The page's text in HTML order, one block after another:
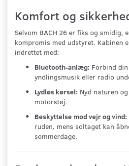
Komfort og
Selvom BACH 26 er fiks og smidig,
kompromis med udstyret. Kabinen
indrettet med:
Bluetooth-anlæg: Forbind
yndlingsmusik eller radio
Lydløs kørsel: Nyd naturen
motorstøj.
Beskyttelse mod vejr og vind:
ruden, mens soltaget kan
sommerdage.